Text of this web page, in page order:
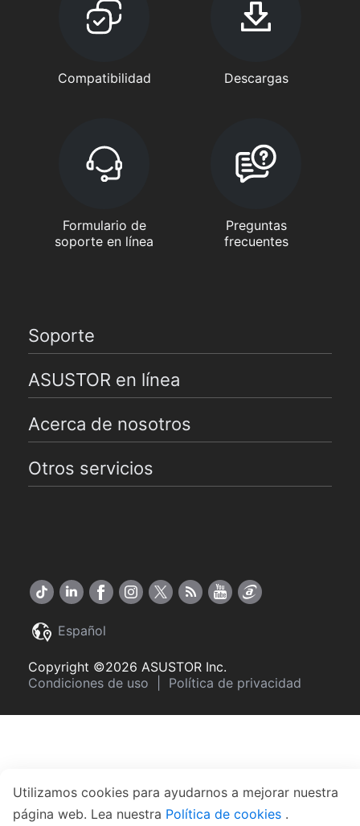
Utilizamos cookies para ayudarnos a mejorar nuestra
página web. Lea nuestra Política de cookies .
Compatibilidad Descargas
Formulario de
soporte en línea
Preguntas
frecuentes
Soporte
ASUSTOR en línea
Acerca de nosotros
Otros servicios
Español
Copyright ©2026 ASUSTOR Inc.
Condiciones de uso
Política de privacidad